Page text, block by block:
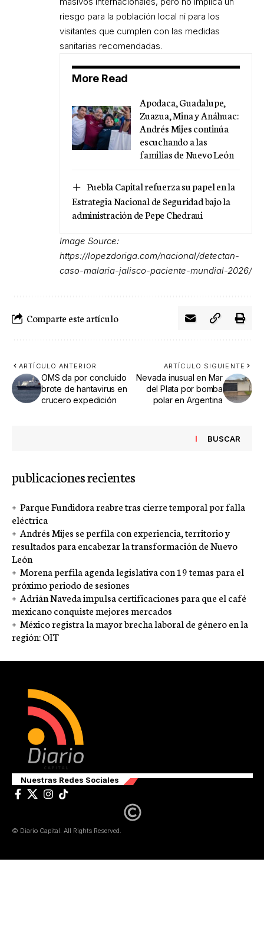
riesgo para la población local ni para los
visitantes que cumplen con las medidas
sanitarias recomendadas.
More Read
Apodaca, Guadalupe,
Zuazua, Mina y Anáhuac:
Andrés Mijes continúa
escuchando a las
familias de Nuevo León
Puebla Capital refuerza su papel en la
Estrategia Nacional de Seguridad bajo la
administración de Pepe Chedraui
Image Source:
https://lopezdoriga.com/nacional/detectan-
caso-malaria-jalisco-paciente-mundial-2026/
Comparte este artículo
ARTÍCULO ANTERIOR
OMS da por concluido
brote de hantavirus en
crucero expedición
ARTÍCULO SIGUIENTE
Nevada inusual en Mar
del Plata por bomba
polar en Argentina
BUSCAR
publicaciones recientes
Parque Fundidora reabre tras cierre temporal por falla
eléctrica
Andrés Mijes se perfila con experiencia, territorio y
resultados para encabezar la transformación de Nuevo
León
Morena perfila agenda legislativa con 19 temas para el
próximo periodo de sesiones
Adrián Naveda impulsa certificaciones para que el café
mexicano conquiste mejores mercados
México registra la mayor brecha laboral de género en la
región: OIT
Nuestras Redes Sociales
© Diario Capital. All Rights Reserved.